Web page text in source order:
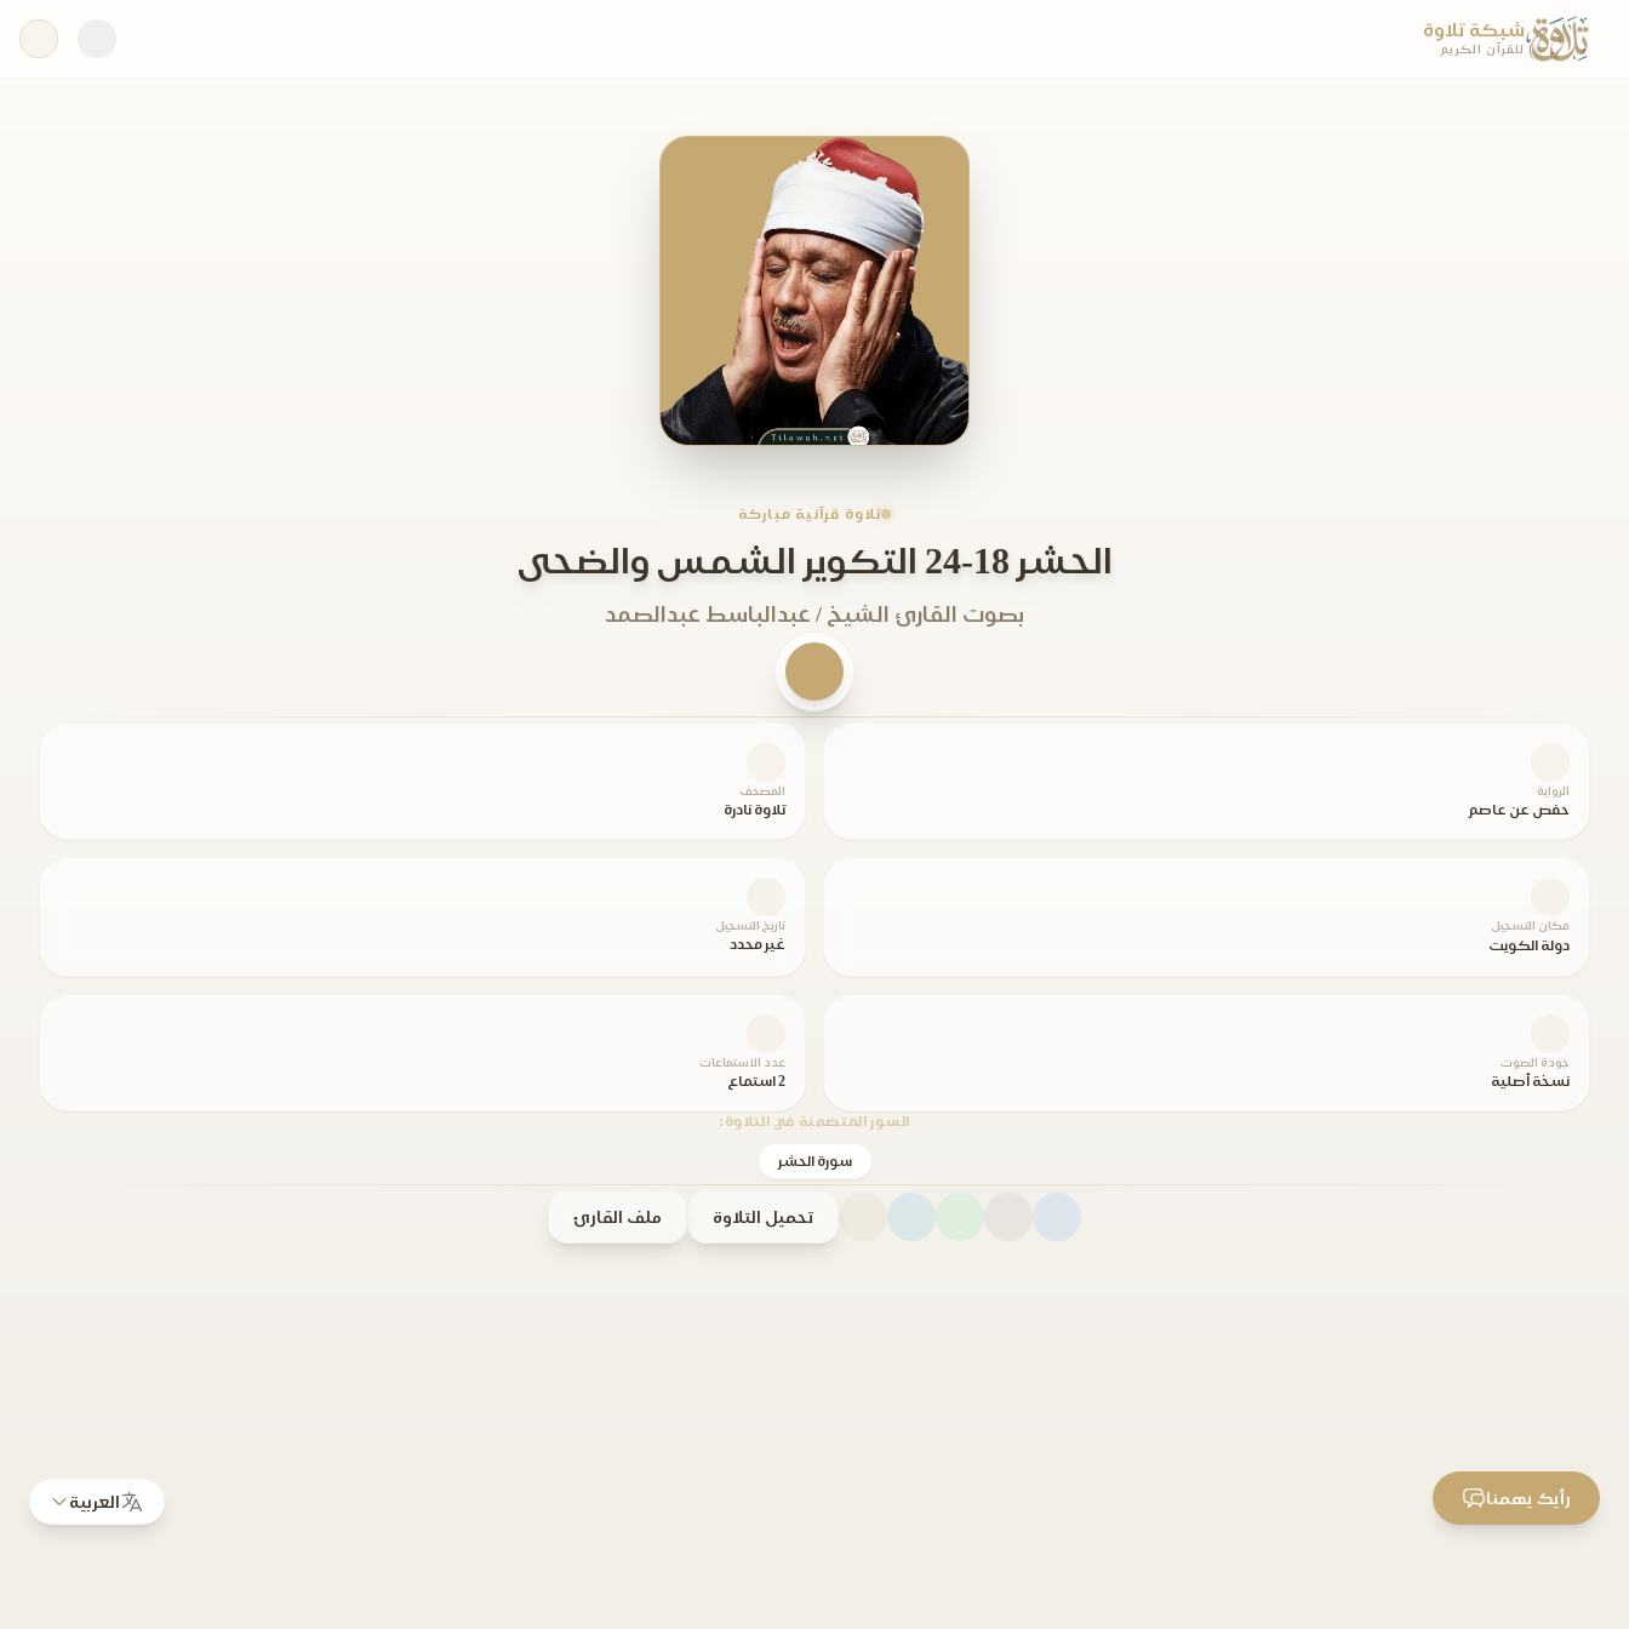
شبكة تلاوة
للقرآن الكريم
تلاوة قرآنية مباركة
الحشر 18-24 التكوير الشمس والضحى
بصوت القارئ الشيخ / عبدالباسط عبدالصمد
الرواية
حفص عن عاصم
المصحف
تلاوة نادرة
مكان التسجيل
دولة الكويت
تاريخ التسجيل
غير محدد
جودة الصوت
نسخة أصلية
عدد الاستماعات
2 استماع
السور المتضمنة في التلاوة:
سورة الحشر
تحميل التلاوة ملف القارئ
العربية رأيك يهمنا